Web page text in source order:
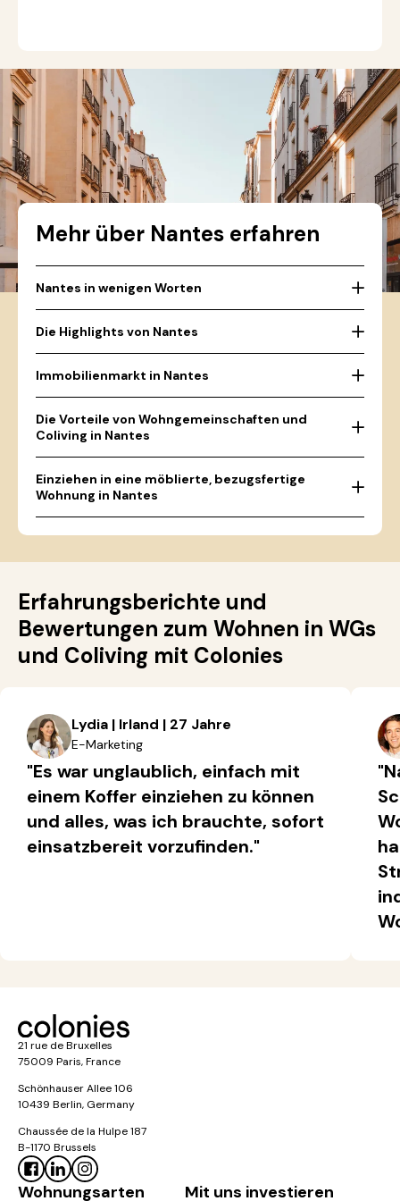
Mehr über Nantes erfahren
Nantes in wenigen Worten
Die Highlights von Nantes
Immobilienmarkt in Nantes
Die Vorteile von Wohngemeinschaften und
Coliving in Nantes
Einziehen in eine möblierte, bezugsfertige
Wohnung in Nantes
Erfahrungsberichte und
Bewertungen zum Wohnen in WGs
und Coliving mit Colonies
Lydia | Irland | 27 Jahre
E-Marketing
"Es war unglaublich, einfach mit
einem Koffer einziehen zu können
und alles, was ich brauchte, sofort
einsatzbereit vorzufinden."
21 rue de Bruxelles
75009 Paris, France
Schönhauser Allee 106
10439 Berlin, Germany
Chaussée de la Hulpe 187
B-1170 Brussels
Wohnungsarten Mit uns investieren